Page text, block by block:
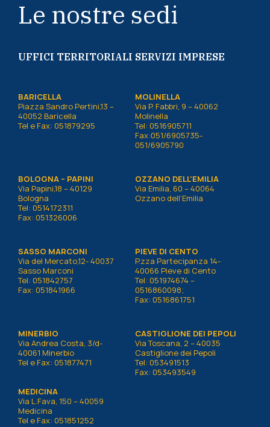
Le nostre sedi
UFFICI TERRITORIALI SERVIZI IMPRESE
BARICELLA
Piazza Sandro Pertini,13 –
40052 Baricella
Tel e Fax: 051879295
MOLINELLA
Via P. Fabbri, 9 – 40062
Molinella
Tel: 0516905711
Fax:051/6905735-
051/6905790
BOLOGNA – PAPINI
Via Papini,18 – 40129
Bologna
Tel: 0514172311
Fax: 051326006
OZZANO DELL’EMILIA
Via Emilia, 60 – 40064
Ozzano dell’Emilia
SASSO MARCONI
Via del Mercato,12- 40037
Sasso Marconi
Tel: 051842757
Fax: 051841966
PIEVE DI CENTO
P.zza Partecipanza 14-
40066 Pieve di Cento
Tel: 051974674 –
0516860098;
Fax: 0516861751
MINERBIO
Via Andrea Costa, 3/d-
40061 Minerbio
Tel e Fax: 051877471
MEDICINA
Via L.Fava, 150 – 40059
Medicina
Tel e Fax: 051851252
CASTIGLIONE DEI PEPOLI
Via Toscana, 2 – 40035
Castiglione dei Pepoli
Tel: 053491513
Fax: 053493549